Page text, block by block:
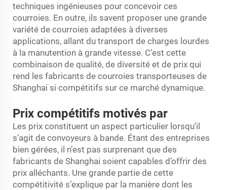
techniques ingénieuses pour concevoir ces
courroies. En outre, ils savent proposer une grande
variété de courroies adaptées à diverses
applications, allant du transport de charges lourdes
à la manutention à grande vitesse. C’est cette
combinaison de qualité, de diversité et de prix qui
rend les fabricants de courroies transporteuses de
Shanghai si compétitifs sur ce marché dynamique.
Prix compétitifs motivés par
Les prix constituent un aspect particulier lorsqu’il
s’agit de convoyeurs à bande. Étant des entreprises
bien gérées, il n’est pas surprenant que des
fabricants de Shanghai soient capables d’offrir des
prix alléchants. Une grande partie de cette
compétitivité s’explique par la manière dont les